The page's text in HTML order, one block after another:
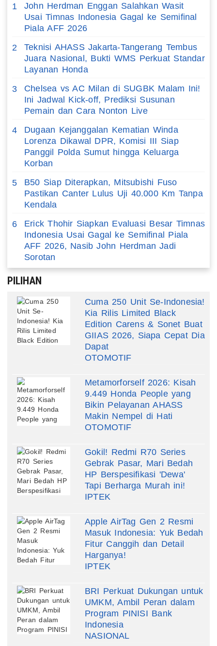
1
John Herdman Enggan Salahkan Wasit
Usai Timnas Indonesia Gagal ke Semifinal
Piala AFF 2026
2
Teknisi AHASS Jakarta-Tangerang Tembus
Juara Nasional, Bukti WMS Perkuat Standar
Layanan Honda
3
Chelsea vs AC Milan di SUGBK Malam Ini!
Ini Jadwal Kick-off, Prediksi Susunan
Pemain dan Cara Nonton Live
4
Dugaan Kejanggalan Kematian Winda
Lorenza Dikawal DPR, Komisi III Siap
Panggil Polda Sumut hingga Keluarga
Korban
5
B50 Siap Diterapkan, Mitsubishi Fuso
Pastikan Canter Lulus Uji 40.000 Km Tanpa
Kendala
6
Erick Thohir Siapkan Evaluasi Besar Timnas
Indonesia Usai Gagal ke Semifinal Piala
AFF 2026, Nasib John Herdman Jadi
Sorotan
PILIHAN
Cuma 250 Unit Se-Indonesia!
Kia Rilis Limited Black
Edition Carens & Sonet Buat
GIIAS 2026, Siapa Cepat Dia
Dapat
OTOMOTIF
Metamorforself 2026: Kisah
9.449 Honda People yang
Bikin Pelayanan AHASS
Makin Nempel di Hati
OTOMOTIF
Gokil! Redmi R70 Series
Gebrak Pasar, Mari Bedah
HP Berspesifikasi 'Dewa'
Tapi Berharga Murah ini!
IPTEK
Apple AirTag Gen 2 Resmi
Masuk Indonesia: Yuk Bedah
Fitur Canggih dan Detail
Harganya!
IPTEK
BRI Perkuat Dukungan untuk
UMKM, Ambil Peran dalam
Program PINISI Bank
Indonesia
NASIONAL